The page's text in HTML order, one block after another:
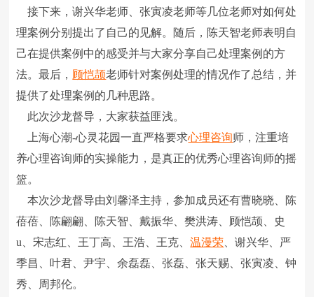
接下来，谢兴华老师、张寅凌老师等几位老师对如何处
理案例分别提出了自己的见解。随后，陈天智老师表明自
己在提供案例中的感受并与大家分享自己处理案例的方
法。最后， 顾恺颉老师针对案例处理的情况作了总结，并
提供了处理案例的几种思路。
此次沙龙督导，大家获益匪浅。
上海心潮-心灵花园一直严格要求心理咨询师，注重培
养心理咨询师的实操能力，是真正的优秀心理咨询师的摇
篮。
本次沙龙督导由刘馨泽主持，参加成员还有曹晓晓、陈
蓓蓓、陈翩翩、陈天智、戴振华、樊洪涛、顾恺颉、史
u、宋志红、王丁高、王浩、王克、温漫荣 、谢兴华、严
季昌、叶君、尹宇、余磊磊、张磊、张天赐、张寅凌、钟
秀、周邦伦。